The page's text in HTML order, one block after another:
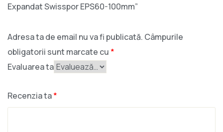
Expandat Swisspor EPS60-100mm”
Adresa ta de email nu va fi publicată. Câmpurile
obligatorii sunt marcate cu *
Evaluarea ta
Recenzia ta*